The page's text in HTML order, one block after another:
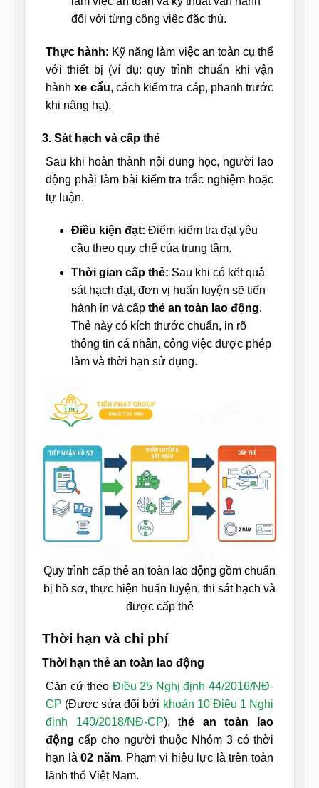
đối với từng công việc đặc thù.
Thực hành: Kỹ năng làm việc an toàn cụ thể
với thiết bị (ví dụ: quy trình chuẩn khi vận
hànhxe cẩu, cách kiểm tra cáp, phanh trước
khi nâng hạ).
3. Sát hạch và cấp thẻ
Sau khi hoàn thành nội dung học, người lao
động phải làm bài kiểm tra trắc nghiệm hoặc
tự luận.
Điều kiện đạt: Điểm kiểm tra đạt yêu
cầu theo quy chế của trung tâm.
Thời gian cấp thẻ: Sau khi có kết quả
sát hạch đạt, đơn vị huấn luyện sẽ tiến
hành in và cấp thẻ an toàn lao động.
Thẻ này có kích thước chuẩn, in rõ
thông tin cá nhân, công việc được phép
làm và thời hạn sử dụng.
Quy trình cấp thẻ an toàn lao động gồm chuẩn
bị hồ sơ, thực hiện huấn luyện, thi sát hạch và
được cấp thẻ
Thời hạn và chi phí
Thời hạn thẻ an toàn lao động
Căn cứ theo Điều 25 Nghị định 44/2016/NĐ-
CP (Được sửa đổi bởi khoản 10 Điều 1 Nghị
định 140/2018/NĐ-CP), thẻ an toàn lao
động cấp cho người thuộc Nhóm 3 có thời
hạn là02 năm. Phạm vi hiệu lực là trên toàn
lãnh thổ Việt Nam.